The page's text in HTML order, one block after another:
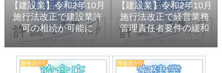
【建設業】令和2年10月
施行法改正で建設業許
可の相続が可能に
【建設業】令和2年10月
施行法改正で経営業務
管理責任者要件の緩和
飲食店許可 宅建業許可